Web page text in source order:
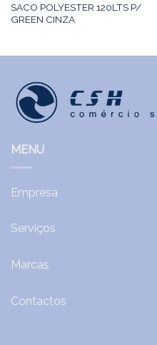
SACO POLYESTER 120LTS P/
GREEN CINZA
MENU
Empresa
Serviços
Marcas
Contactos